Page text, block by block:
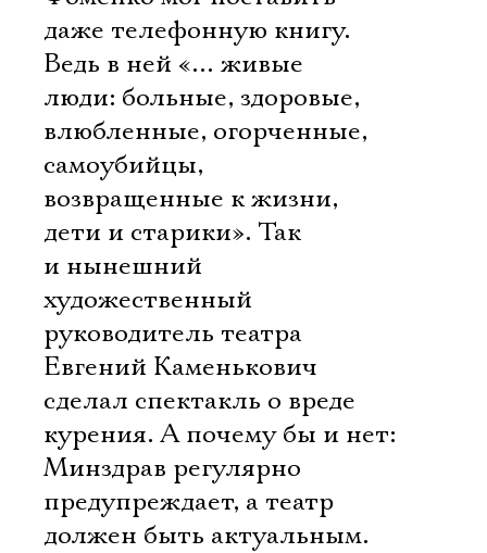
даже телефонную книгу.
Ведь в ней «… живые
люди: больные, здоровые,
влюбленные, огорченные,
самоубийцы,
возвращенные к жизни,
дети и старики». Так
и нынешний
художественный
руководитель театра
Евгений Каменькович
сделал спектакль о вреде
курения. А почему бы и нет:
Минздрав регулярно
предупреждает, а театр
должен быть актуальным.